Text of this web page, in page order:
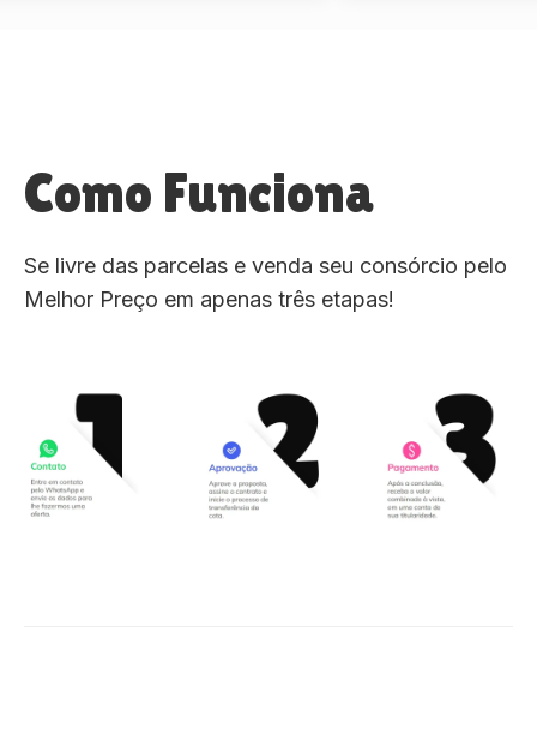
Como Funciona
Se livre das parcelas e venda seu consórcio pelo
Melhor Preço em apenas três etapas!